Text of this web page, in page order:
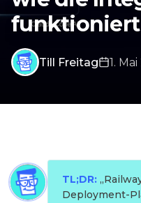
funktioniert
Till Freitag 1.
TL;DR: „
Deployment-